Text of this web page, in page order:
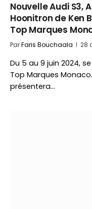
Nouvelle Audi S3,
Hoonitron de Ken
Top Marques
ParFaris Bouchaala 28
Du 5 au 9 juin 2024,
Top Marques
présentera…